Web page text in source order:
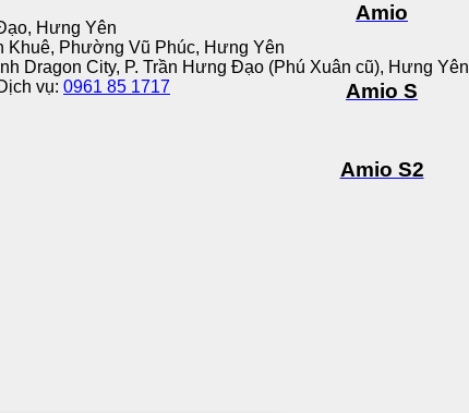
Amio
Amio S
Amio S2
Hưng Yên
Khuê, Phường Vũ Phúc, Hưng Yên
Dragon City, P. Trần Hưng Đạo (Phú Xuân cũ), Hưng Yên
vụ: 0961 85 1717